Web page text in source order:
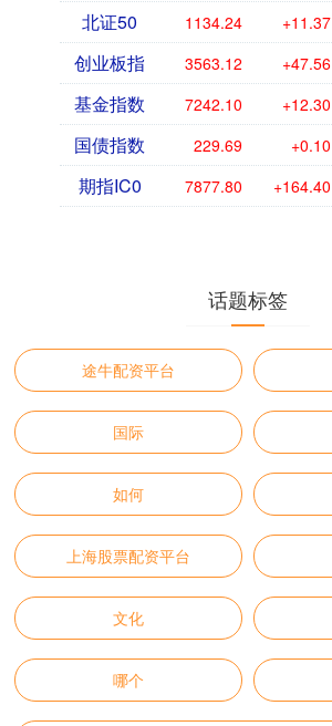
北证50 1134.24 +11.37
创业板指 3563.12 +47.56
基金指数 7242.10 +12.30
国债指数 229.69 +0.10
期指IC0 7877.80 +164.40
话题标签
途牛配资平台
国际
如何
上海股票配资平台
文化
哪个